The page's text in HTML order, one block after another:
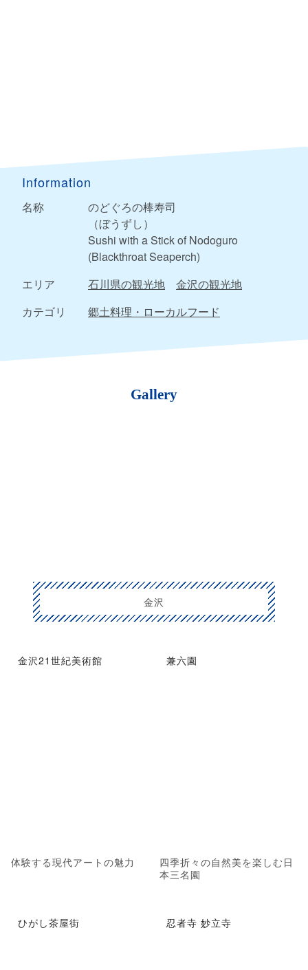
Information
名称
のどぐろの棒寿司
（ぼうずし）
Sushi with a Stick of Nodoguro
(Blackthroat Seaperch)
エリア
石川県の観光地
金沢の観光地
カテゴリ
郷土料理・ローカルフード
Gallery
金沢
金沢21世紀美術館
体験する現代アートの魅力
兼六園
四季折々の自然美を楽しむ日
本三名園
ひがし茶屋街 忍者寺 妙立寺